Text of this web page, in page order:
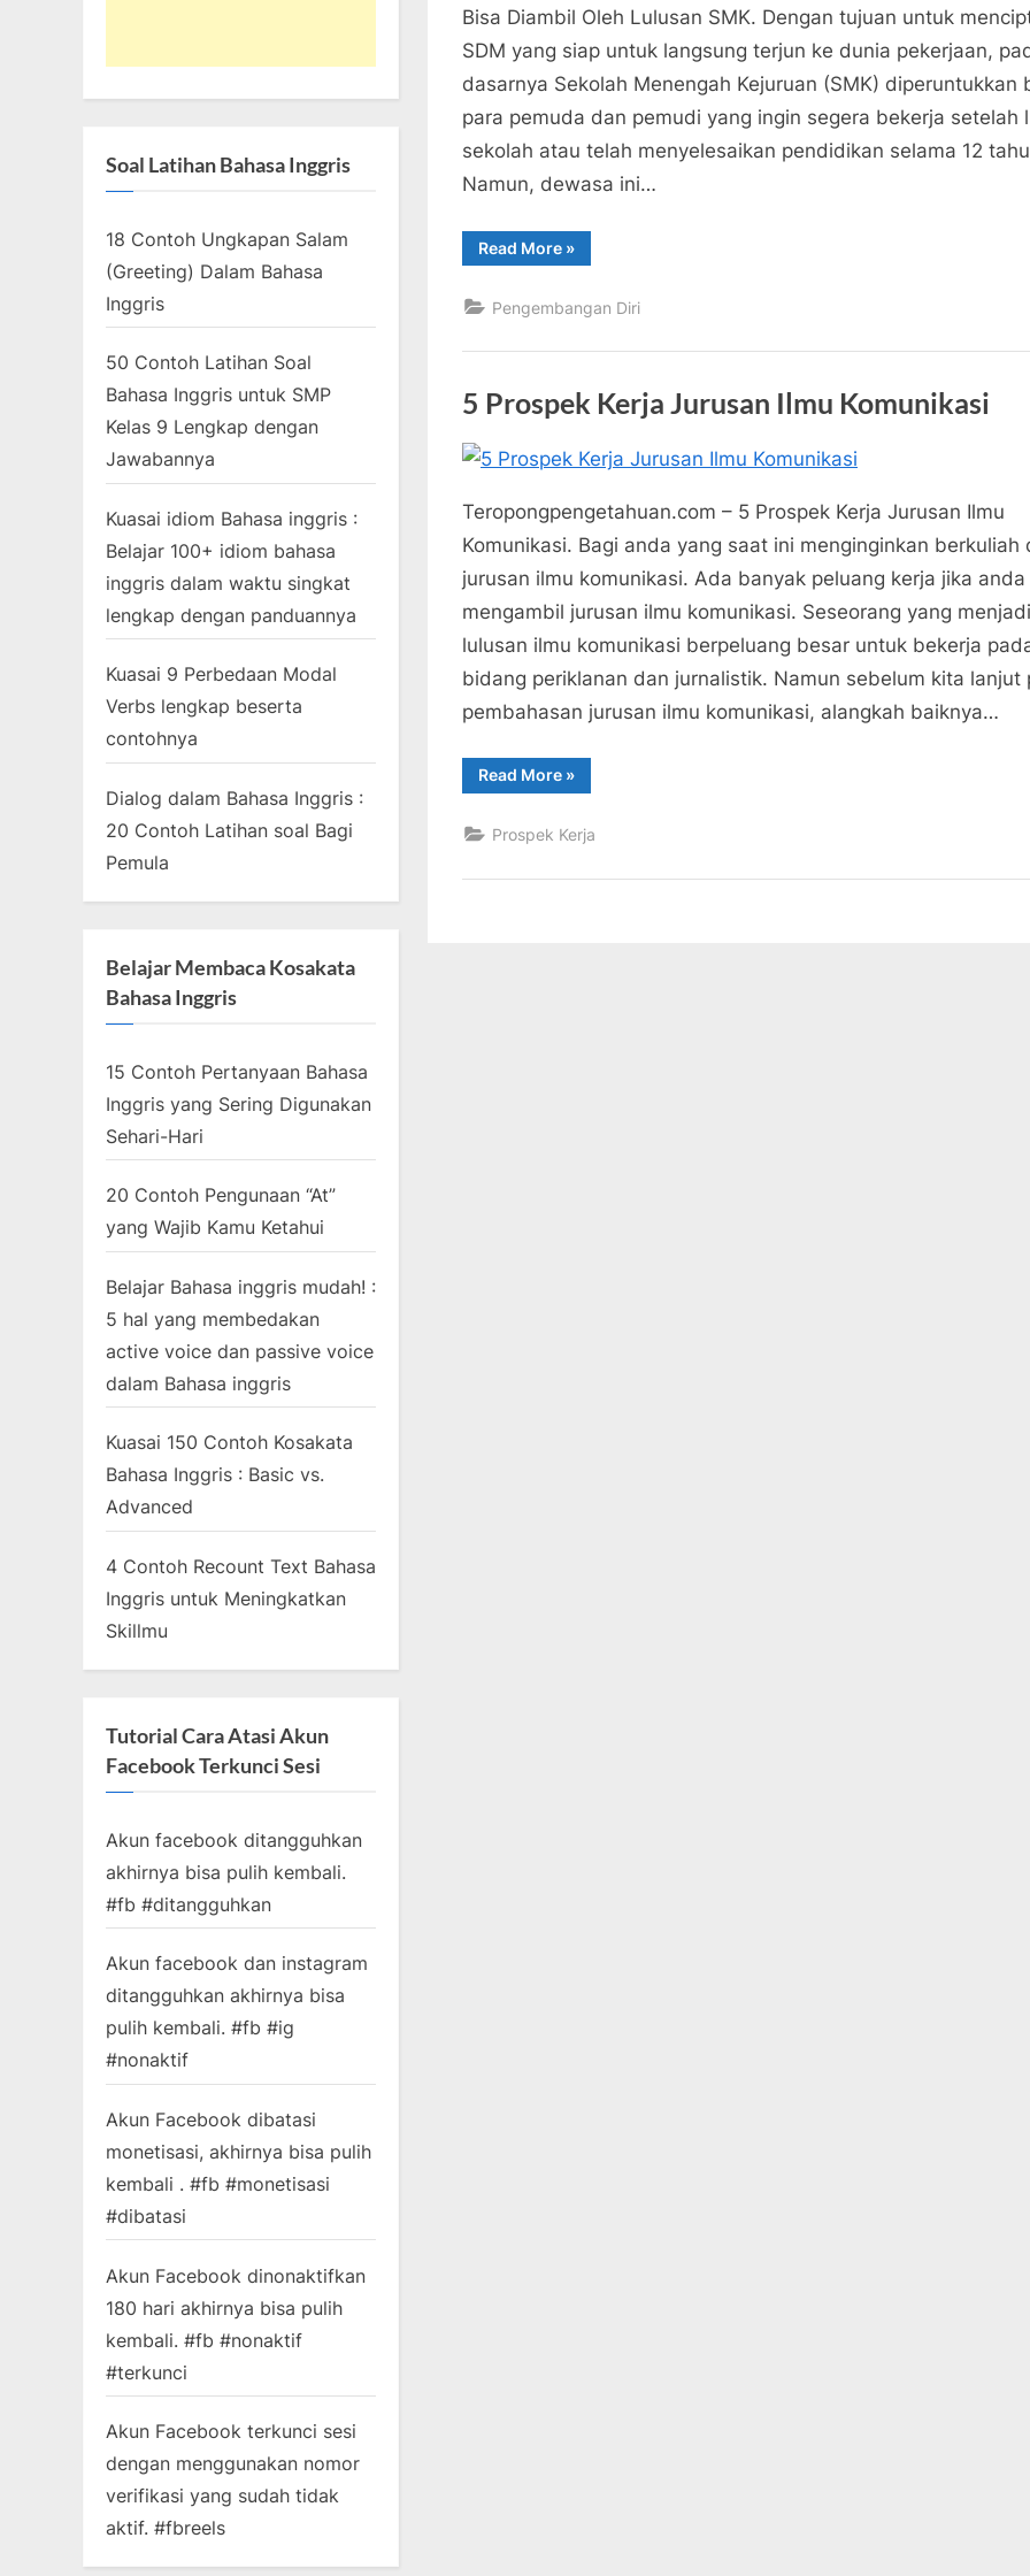
Jurusan
Ilmu
Komputer
Yang
Bisa
Diambil
Lulusan
SMK
Bisa Diambil Oleh Lulusan SMK. Dengan tujuan untuk
SDM yang siap untuk langsung terjun ke dunia pekerjaan,
dasarnya Sekolah Menengah Kejuruan (SMK) diperuntukkan
para pemuda dan pemudi yang ingin segera bekerja setelah
sekolah atau telah menyelesaikan pendidikan selama 12
Namun, dewasa ini…
Read More“7
Jurusan
Komputer
Lulusan
SMK”
»
Pengembangan Diri
5 Prospek Kerja Jurusan Ilmu Komunikasi
on
24,
2021
Komentarpada
5
Jurusan
Ilmu
Komunikasi
Teropongpengetahuan.com – 5 Prospek Kerja Jurusan Ilmu
Komunikasi. Bagi anda yang saat ini menginginkan berkuliah
jurusan ilmu komunikasi. Ada banyak peluang kerja jika anda
mengambil jurusan ilmu komunikasi. Seseorang yang menjadi
lulusan ilmu komunikasi berpeluang besar untuk bekerja
bidang periklanan dan jurnalistik. Namun sebelum kita lanjut
pembahasan jurusan ilmu komunikasi, alangkah baiknya…
Read More“5
Prospek
Ilmu
»
Prospek Kerja
Soal Latihan Bahasa Inggris
18 Contoh Ungkapan Salam
(Greeting) Dalam Bahasa
Inggris
50 Contoh Latihan Soal
Bahasa Inggris untuk SMP
Kelas 9 Lengkap dengan
Jawabannya
Kuasai idiom Bahasa inggris :
Belajar 100+ idiom bahasa
inggris dalam waktu singkat
lengkap dengan panduannya
Kuasai 9 Perbedaan Modal
Verbs lengkap beserta
contohnya
Dialog dalam Bahasa Inggris :
20 Contoh Latihan soal Bagi
Pemula
Belajar Membaca Kosakata
Bahasa Inggris
15 Contoh Pertanyaan Bahasa
Inggris yang Sering Digunakan
Sehari-Hari
20 Contoh Pengunaan “At”
yang Wajib Kamu Ketahui
Belajar Bahasa inggris mudah! :
5 hal yang membedakan
active voice dan passive voice
dalam Bahasa inggris
Kuasai 150 Contoh Kosakata
Bahasa Inggris : Basic vs.
Advanced
4 Contoh Recount Text Bahasa
Inggris untuk Meningkatkan
Skillmu
Tutorial Cara Atasi Akun
Facebook Terkunci Sesi
Akun facebook ditangguhkan
akhirnya bisa pulih kembali.
#fb #ditangguhkan
Akun facebook dan instagram
ditangguhkan akhirnya bisa
pulih kembali. #fb #ig
#nonaktif
Akun Facebook dibatasi
monetisasi, akhirnya bisa pulih
kembali . #fb #monetisasi
#dibatasi
Akun Facebook dinonaktifkan
180 hari akhirnya bisa pulih
kembali. #fb #nonaktif
#terkunci
Akun Facebook terkunci sesi
dengan menggunakan nomor
verifikasi yang sudah tidak
aktif. #fbreels